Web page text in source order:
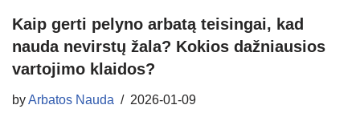
Kaip gerti pelyno arbatą teisingai, kad
nauda nevirstų žala? Kokios dažniausios
vartojimo klaidos?
byArbatos Nauda 2026-01-09